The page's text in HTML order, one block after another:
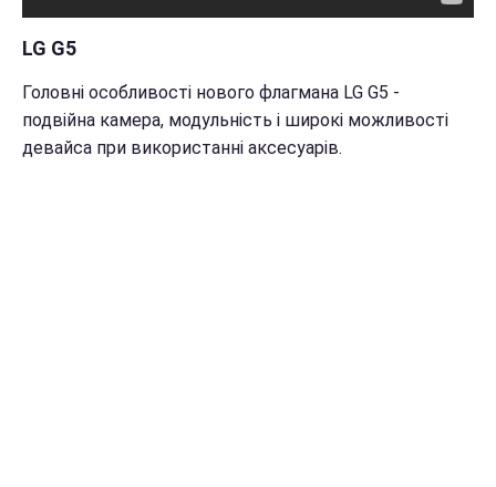
LG G5
Головні особливості нового флагмана LG G5 -
подвійна камера, модульність і широкі можливості
девайса при використанні аксесуарів.